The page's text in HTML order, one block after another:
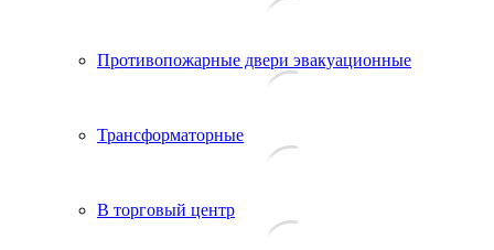
Противопожарные двери эвакуационные
Трансформаторные
В торговый центр